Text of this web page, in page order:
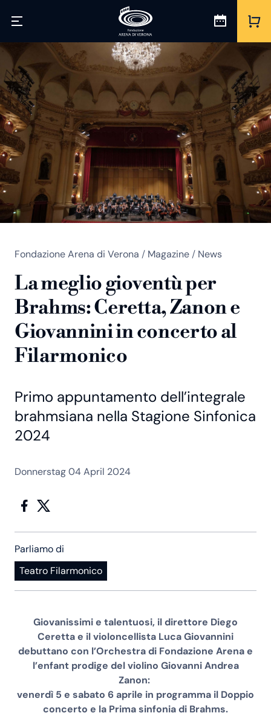
Fondazione Arena di Verona / Magazine / News
La meglio gioventù per
Brahms: Ceretta, Zanon e
Giovannini in concerto al
Filarmonico
Primo appuntamento dell’integrale
brahmsiana nella Stagione Sinfonica
2024
Donnerstag 04 April 2024
Parliamo di
Teatro Filarmonico
Giovanissimi e talentuosi, il direttore Diego
Ceretta e il violoncellista Luca Giovannini
debuttano con l’Orchestra di Fondazione Arena e
l’enfant prodige del violino Giovanni Andrea
Zanon:
venerdì 5 e sabato 6 aprile in programma il Doppio
concerto e la Prima sinfonia di Brahms.